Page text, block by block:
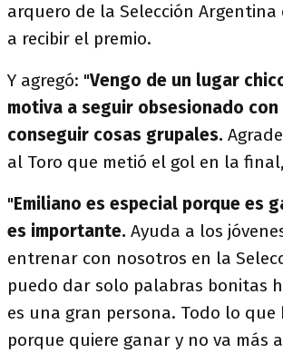
arquero de la Selección
a recibir el premio.
Y agregó: "Vengo de un lugar
motiva a seguir obsesionado con
conseguir cosas grupales.
al Toro que metió el gol en la
"Emiliano es especial porque es
es importante. Ayuda a los
entrenar con nosotros en la
puedo dar solo palabras bonitas
es una gran persona. Todo lo que
porque quiere ganar y no va más